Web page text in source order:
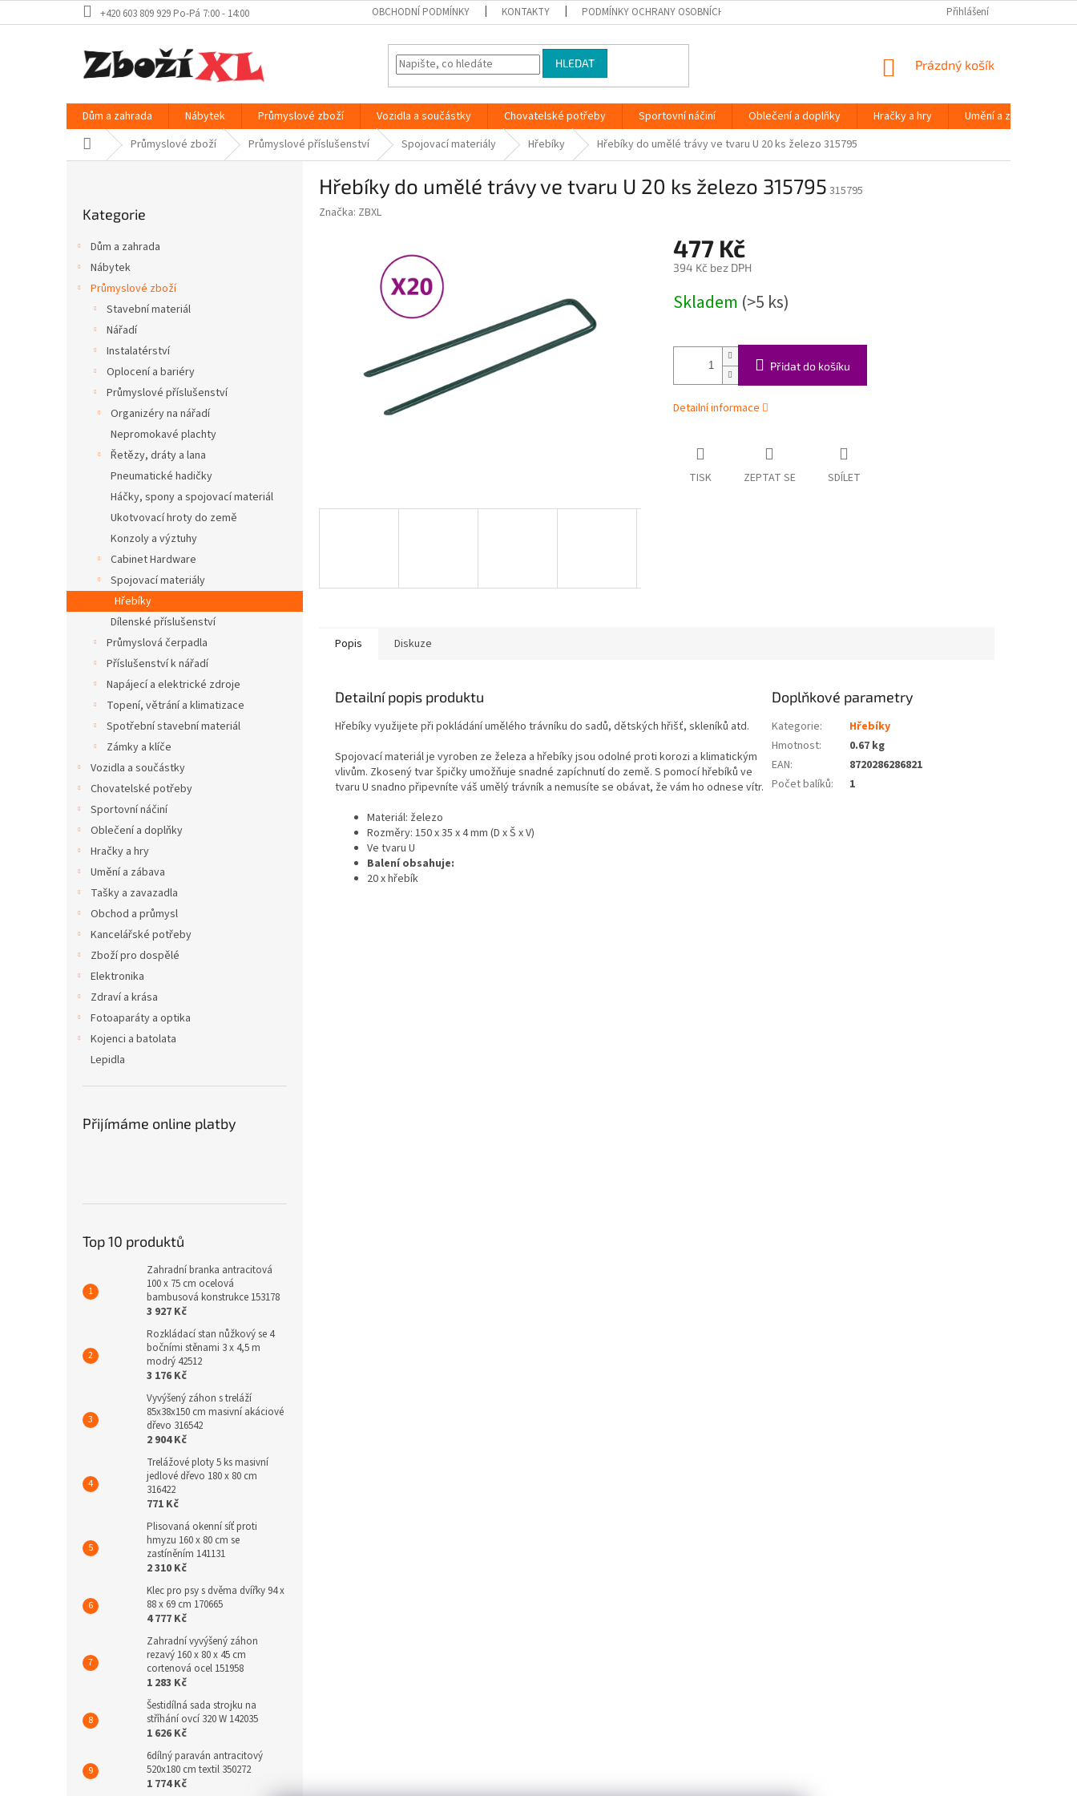
na
+420 603 809 929 Po-Pá 7:00 - 14:00 OBCHODNÍ PODMÍNKY KONTAKTY PODMÍNKY OCHRANY OSOBNÍCH ÚDAJŮ Přihlášení
HLEDAT
NÁKUPNÍ
Prázdný košík
Dům a zahrada Nábytek Průmyslové zboží Vozidla a součástky Chovatelské potřeby Sportovní náčiní Oblečení a doplňky Hračky a hry Umění a zábava
Domů Průmyslové zboží Průmyslové příslušenství Spojovací materiály Hřebíky Hřebíky do umělé trávy ve tvaru U 20 ks železo 315795
kategorie
Kategorie
Dům a zahrada
Nábytek
Průmyslové zboží
Stavební materiál
Nářadí
Instalatérství
Oplocení a bariéry
Průmyslové příslušenství
Organizéry na nářadí
Nepromokavé plachty
Řetězy, dráty a lana
Pneumatické hadičky
Háčky, spony a spojovací materiál
Ukotvovací hroty do země
Konzoly a výztuhy
Cabinet Hardware
Spojovací materiály
Hřebíky
Dílenské příslušenství
Průmyslová čerpadla
Příslušenství k nářadí
Napájecí a elektrické zdroje
Topení, větrání a klimatizace
Spotřební stavební materiál
Zámky a klíče
Vozidla a součástky
Chovatelské potřeby
Sportovní náčiní
Oblečení a doplňky
Hračky a hry
Umění a zábava
Tašky a zavazadla
Obchod a průmysl
Kancelářské potřeby
Zboží pro dospělé
Elektronika
Zdraví a krása
Fotoaparáty a optika
Kojenci a batolata
Lepidla
Přijímáme online platby
Top 10 produktů
Zahradní branka antracitová
100 x 75 cm ocelová
bambusová konstrukce 153178
3 927 Kč
Rozkládací stan nůžkový se 4
bočními stěnami 3 x 4,5 m
modrý 42512
3 176 Kč
Vyvýšený záhon s treláží
85x38x150 cm masivní akáciové
dřevo 316542
2 904 Kč
Trelážové ploty 5 ks masivní
jedlové dřevo 180 x 80 cm
316422
771 Kč
Plisovaná okenní síť proti
hmyzu 160 x 80 cm se
zastíněním 141131
2 310 Kč
Klec pro psy s dvěma dvířky 94 x
88 x 69 cm 170665
4 777 Kč
Zahradní vyvýšený záhon
rezavý 160 x 80 x 45 cm
cortenová ocel 151958
1 283 Kč
Šestidílná sada strojku na
stříhání ovcí 320 W 142035
1 626 Kč
6dílný paraván antracitový
520x180 cm textil 350272
1 774 Kč
Hřebíky do umělé trávy ve tvaru U 20 ks železo 315795 315795
Značka: ZBXL
477 Kč
394 Kč bez DPH
cena:
Skladem (>5 ks)
Přidat do košíku
Detailní informace
TISK ZEPTAT SE SDÍLET
Popis Diskuze
Detailní popis produktu
Hřebíky využijete při pokládání umělého trávníku do sadů, dětských hřišť, skleníků atd.
Spojovací materiál je vyroben ze železa a hřebíky jsou odolné proti korozi a klimatickým
vlivům. Zkosený tvar špičky umožňuje snadné zapíchnutí do země. S pomocí hřebíků ve
tvaru U snadno připevníte váš umělý trávník a nemusíte se obávat, že vám ho odnese vítr.
Materiál: železo
Rozměry: 150 x 35 x 4 mm (D x Š x V)
Ve tvaru U
Balení obsahuje:
20 x hřebík
Doplňkové parametry
Kategorie:
Hřebíky
Hmotnost:
0.67 kg
EAN:
8720286286821
Počet balíků: 1